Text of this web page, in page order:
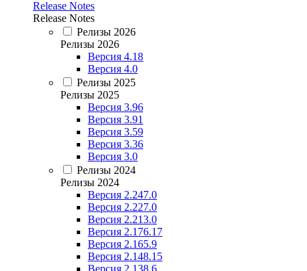
Release Notes
Release Notes
Релизы 2026
Релизы 2026
Версия 4.18
Версия 4.0
Релизы 2025
Релизы 2025
Версия 3.96
Версия 3.91
Версия 3.59
Версия 3.36
Версия 3.0
Релизы 2024
Релизы 2024
Версия 2.247.0
Версия 2.227.0
Версия 2.213.0
Версия 2.176.17
Версия 2.165.9
Версия 2.148.15